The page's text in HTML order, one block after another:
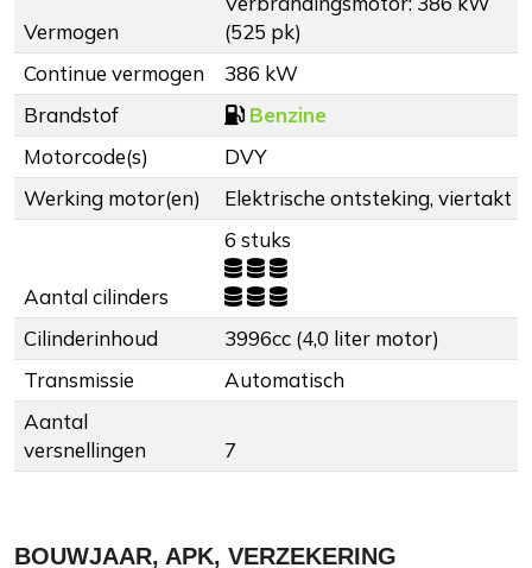
Vermogen
(525 pk)
Continue vermogen
386 kW
Brandstof
Benzine
Motorcode(s)
DVY
Werking motor(en)
Elektrische ontsteking, viertakt
Aantal cilinders
6 stuks
Cilinderinhoud
3996cc (4,0 liter motor)
Transmissie
Automatisch
Aantal
versnellingen
7
BOUWJAAR, APK, VERZEKERING